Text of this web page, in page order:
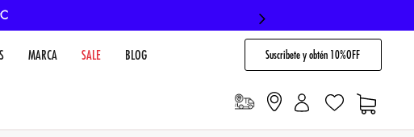
MARCA SALE BLOG Suscribete y obtén 10%OFF